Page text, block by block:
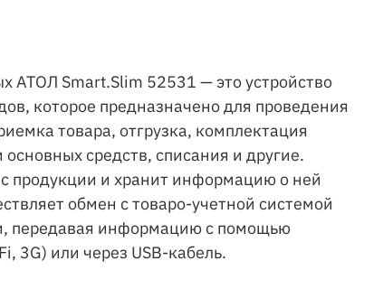
АТОЛ Smart.Slim 52531 — это устройство
которое предназначено для проведения
товара, отгрузка, комплектация
средств, списания и другие.
продукции и хранит информацию о ней
обмен с товаро-учетной системой
передавая информацию с помощью
3G) или через USB-кабель.